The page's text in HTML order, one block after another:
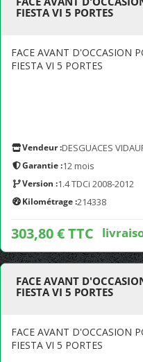
FIESTA VI 5 PORTES
FACE AVANT D'OCCASION
FIESTA VI 5 PORTES
Vendeur :DESGUACES
Garantie :12 mois
Version :1.4 TDCi 2008-2012
Kilométrage :214338
303,80 € TTC
FACE AVANT
FIESTA VI 5 PORTES
FACE AVANT D'OCCASION
FIESTA VI 5 PORTES